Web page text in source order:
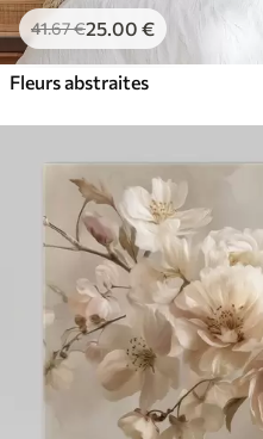
41.67€25.00 €
Fleurs abstraites